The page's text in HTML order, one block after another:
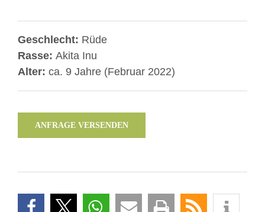
Geschlecht: Rüde
Rasse: Akita Inu
Alter: ca. 9 Jahre (Februar 2022)
ANFRAGE VERSENDEN